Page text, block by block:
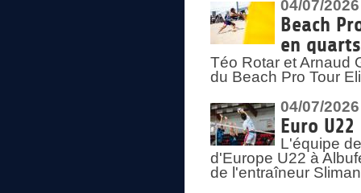
04/07/2026
Beach
en quarts
Téo Rotar et Arnaud
du Beach Pro Tour
04/07/2026
Euro
L'équipe
d'Europe U22 à
de l'entraîneur